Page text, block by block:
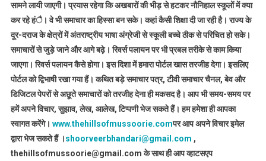
सामने लायी जाएगी। प्रयास रहेगा कि अखबारों की भीड़ से हटकर नौनिहाल स्कूलों में क्या
कर रहे हंै। वे भी समाचार का हिस्सा बन सके। कहां कैसी शिक्षा दी जा रही है। राज्य के
दूर-दराज के क्षेत्रों में अंतराष्ट्रीय भाषा अंग्रेजी से स्कूली बच्चे ठीक से परिचित हो सके।
समाचारों से जुड़े जाने और आगे बढ़े। रिवर्स पलायन पर भी प्रबल तरीके से काम किया
जाएगा। रिवर्स पलायन कैसे होगा। इस दिशा में हमारा पोर्टल खास तरजीह देगा। इसलिए
पोर्टल को द्विभाषी रखा गया हैं। कथित बड़े समाचार पत्र, टीवी समाचार चैनल, बेव और
डिजिटल पेपरों से अछूते समाचारों को तरजीह देना ही मकसद है। आप भी समय-समय पर
हमें अपने विचार, सुझाव, लेख, आलेख, टिप्पणी भेज सकते हैं। हम हमेशा ही आपका
स्वागत करेंगे। www.thehillsofmussoorie.comपर आप अपने विचार इमेल
द्वारा भेज सकते हैं ।shoorveerbhandari@gmail.com ,
thehillsofmussoorie@gmail.com के साथ ही आप व्हाटसएप